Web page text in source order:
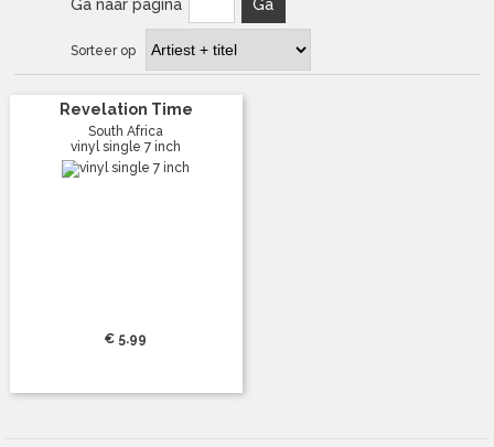
Ga naar pagina Ga
Sorteer op
Revelation Time
South Africa
vinyl single 7 inch
€ 5.99